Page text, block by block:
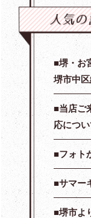
堺・お
堺市中
当店ご
応につ
フォト
サマー
堺市よ